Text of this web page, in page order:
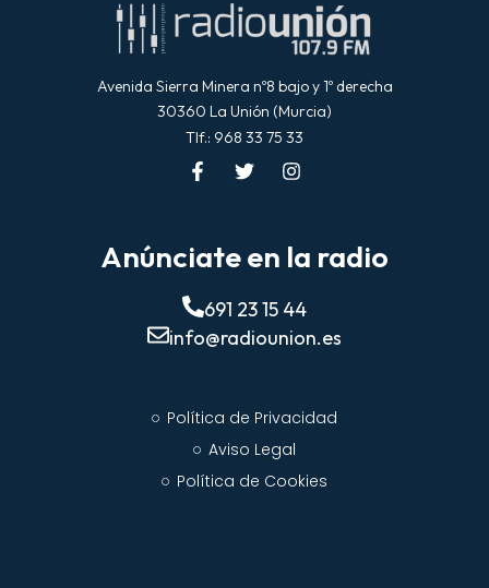
Avenida Sierra Minera nº8 bajo y 1º derecha
30360 La Unión (Murcia)
Tlf.: 968 33 75 33
Anúnciate en la radio
691 23 15 44
info@radiounion.es
Política de Privacidad
Aviso Legal
Política de Cookies